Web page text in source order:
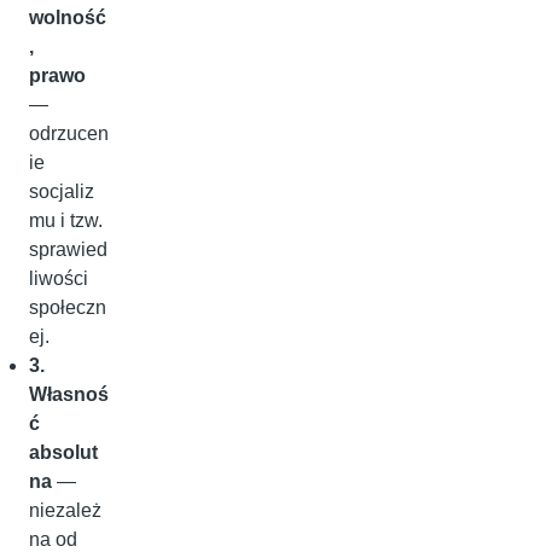
wolność
,
prawo
—
odrzucen
ie
socjaliz
mu i tzw.
sprawied
liwości
społeczn
ej.
3.
Własnoś
ć
absolut
na —
niezależ
na od